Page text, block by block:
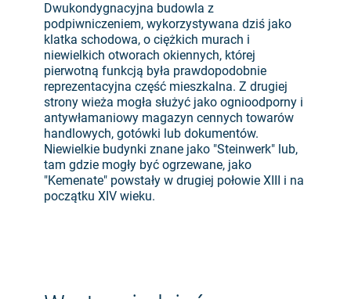
Dwukondygnacyjna budowla z
podpiwniczeniem, wykorzystywana dziś jako
klatka schodowa, o ciężkich murach i
niewielkich otworach okiennych, której
pierwotną funkcją była prawdopodobnie
reprezentacyjna część mieszkalna. Z drugiej
strony wieża mogła służyć jako ognioodporny i
antywłamaniowy magazyn cennych towarów
handlowych, gotówki lub dokumentów.
Niewielkie budynki znane jako "Steinwerk" lub,
tam gdzie mogły być ogrzewane, jako
"Kemenate" powstały w drugiej połowie XIII i na
początku XIV wieku.